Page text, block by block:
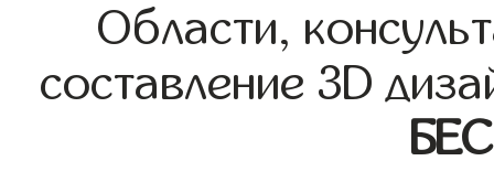
Области,
составление 3D